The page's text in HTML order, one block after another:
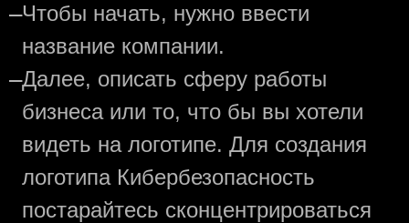
—Чтобы начать, нужно ввести
название компании.
—Далее, описать сферу работы
бизнеса или то, что бы вы хотели
видеть на логотипе. Для создания
логотипа Кибербезопасность
постарайтесь сконцентрироваться